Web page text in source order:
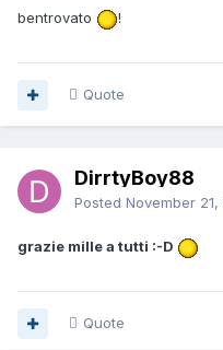
bentrovato !
Quote
DirrtyBoy88
Posted November 21,
grazie mille a tutti :-D
Quote